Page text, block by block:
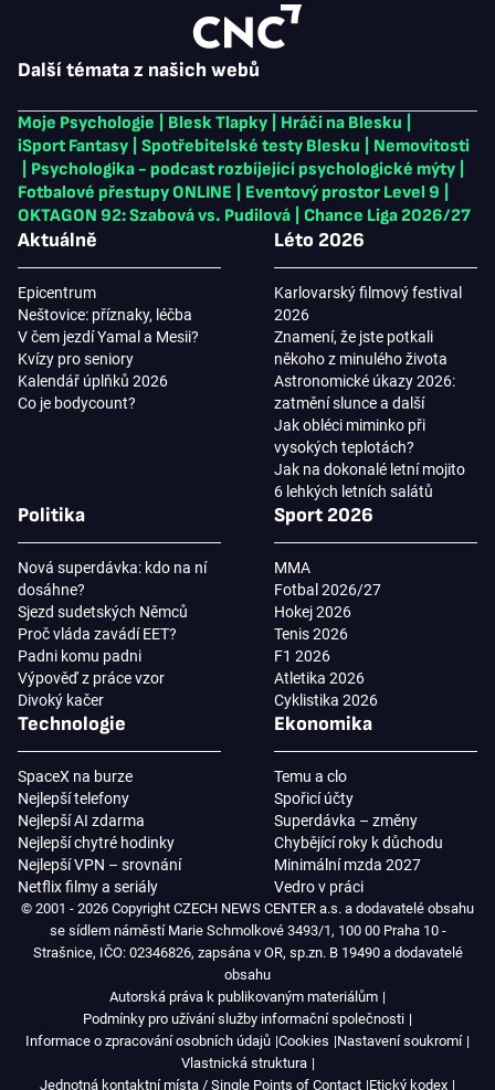
Další témata z našich webů
Moje Psychologie Blesk Tlapky Hráči na Blesku
iSport Fantasy
Spotřebitelské testy Blesku
Nemovitosti
Psychologika - podcast rozbíjející psychologické mýty
Fotbalové přestupy ONLINE
Eventový prostor Level 9
OKTAGON 92: Szabová vs. Pudilová
Chance Liga 2026/27
Aktuálně
Epicentrum
Neštovice: příznaky, léčba
V čem jezdí Yamal a Mesii?
Kvízy pro seniory
Kalendář úplňků 2026
Co je bodycount?
Léto 2026
Karlovarský filmový festival
2026
Znamení, že jste potkali
někoho z minulého života
Astronomické úkazy 2026:
zatmění slunce a další
Jak obléci miminko při
vysokých teplotách?
Jak na dokonalé letní mojito
6 lehkých letních salátů
Politika
Nová superdávka: kdo na ní
dosáhne?
Sjezd sudetských Němců
Proč vláda zavádí EET?
Padni komu padni
Výpověď z práce vzor
Divoký kačer
Sport 2026
MMA
Fotbal 2026/27
Hokej 2026
Tenis 2026
F1 2026
Atletika 2026
Cyklistika 2026
Technologie
SpaceX na burze
Nejlepší telefony
Nejlepší AI zdarma
Nejlepší chytré hodinky
Nejlepší VPN – srovnání
Netflix filmy a seriály
Ekonomika
Temu a clo
Spořicí účty
Superdávka – změny
Chybějící roky k důchodu
Minimální mzda 2027
Vedro v práci
© 2001 - 2026 Copyright CZECH NEWS CENTER a.s. a dodavatelé obsahu
se sídlem náměstí Marie Schmolkové 3493/1, 100 00 Praha 10 -
Strašnice, IČO: 02346826, zapsána v OR, sp.zn. B 19490 a dodavatelé
obsahu
Autorská práva k publikovaným materiálům
Podmínky pro užívání služby informační společnosti
Informace o zpracování osobních údajů Cookies Nastavení soukromí
Vlastnická struktura
Jednotná kontaktní místa / Single Points of Contact Etický kodex